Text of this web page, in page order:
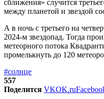
сближения» случится‎
между планетой и звездой
А в ночь с третьего на
2024-м звездопад. Тогда
метеорного потока
промелькнуть до 120
#солнце
557
Поделится VKOK.ru